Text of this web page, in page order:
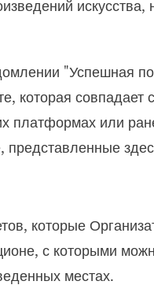
"Успешная
которая
или
представленные
которые
с которыми
местах.